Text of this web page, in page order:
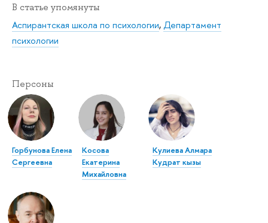
В статье упомянуты
Аспирантская школа по психологии,Департамент
психологии
Персоны
Горбунова Елена
Сергеевна
Косова
Екатерина
Михайловна
Кулиева Алмара
Кудрат кызы